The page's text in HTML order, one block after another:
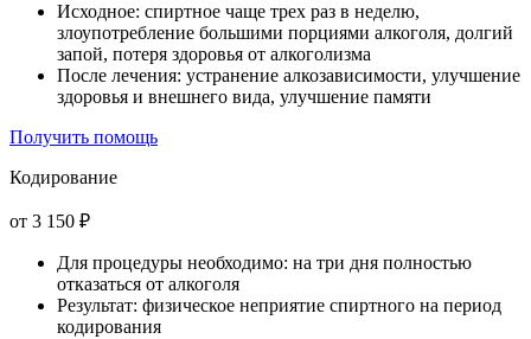
Исходное: спиртное чаще трех раз в неделю,
злоупотребление большими порциями алкоголя, долгий
запой, потеря здоровья от алкоголизма
После лечения: устранение алкозависимости, улучшение
здоровья и внешнего вида, улучшение памяти
Получить помощь
Кодирование
от 3 150 ₽
Для процедуры необходимо: на три дня полностью
отказаться от алкоголя
Результат: физическое неприятие спиртного на период
кодирования